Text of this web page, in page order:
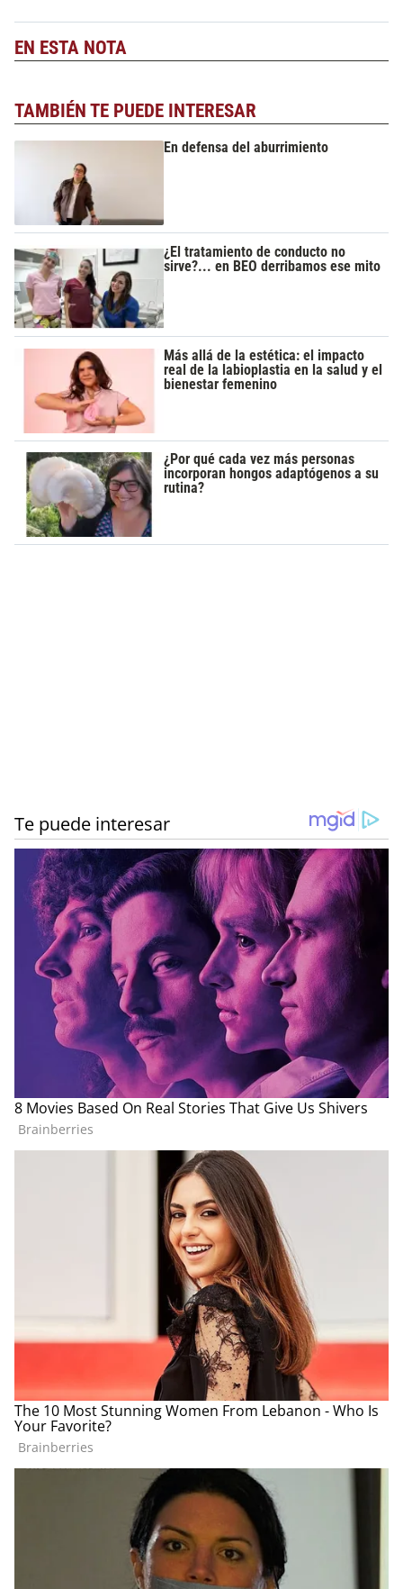
EN ESTA NOTA
TAMBIÉN TE PUEDE INTERESAR
En defensa del aburrimiento
¿El tratamiento de conducto no
sirve?... en BEO derribamos ese mito
Más allá de la estética: el impacto
real de la labioplastia en la salud y el
bienestar femenino
¿Por qué cada vez más personas
incorporan hongos adaptógenos a su
rutina?